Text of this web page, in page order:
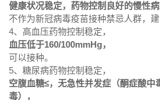
健康状况稳定，药物控制良好的慢性
不作为新冠病毒疫苗接种禁忌人群，建
4、高血压药物控制稳定，
血压低于160/100mmHg，
可以接种。
5、糖尿病药物控制稳定，
空腹血糖≤，无急性并发症（酮症酸中
毒），